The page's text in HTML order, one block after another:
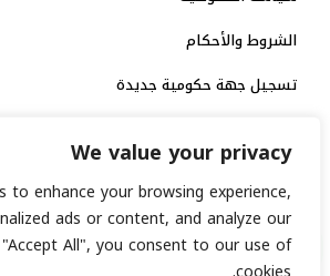
We value your privacy
to enhance your browsing experience,
ads or content, and analyze our
All", you consent to our use of
الشروط والأحكام
تسجيل جهة حكومية جديدة
الاعتماد الرسمي
منصة إخبارية مرخصة
انشر خبرك